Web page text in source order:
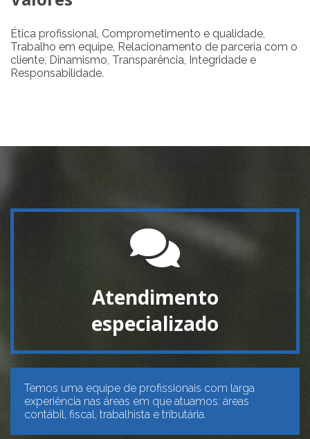
Ética profissional, Comprometimento e qualidade,
Trabalho em equipe, Relacionamento de parceria com o
cliente, Dinamismo, Transparência, Integridade e
Responsabilidade.
Atendimento
especializado
Temos uma equipe de profissionais com larga
experiência nas áreas em que atuamos: áreas
contábil, fiscal, trabalhista e tributária.